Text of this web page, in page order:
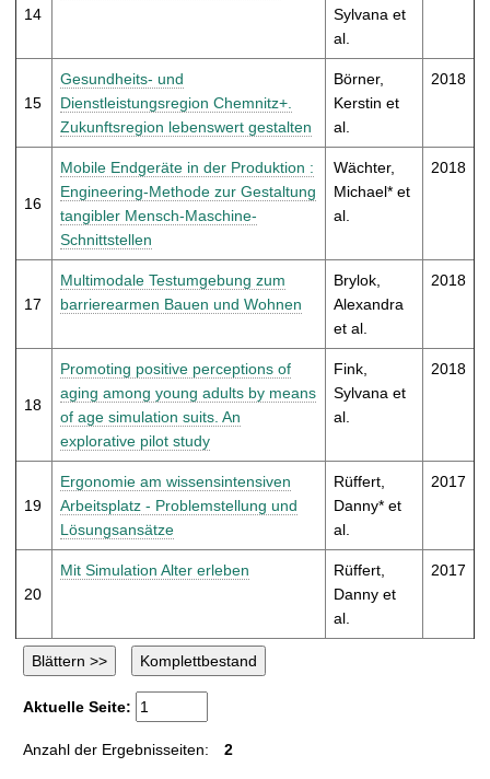
14
Sylvana et
al.
15
Gesundheits- und
Dienstleistungsregion Chemnitz+.
Zukunftsregion lebenswert gestalten
Börner,
Kerstin et
al.
2018
16
Mobile Endgeräte in der Produktion :
Engineering-Methode zur Gestaltung
tangibler Mensch-Maschine-
Schnittstellen
Wächter,
Michael* et
al.
2018
17
Multimodale Testumgebung zum
barrierearmen Bauen und Wohnen
Brylok,
Alexandra
et al.
2018
18
Promoting positive perceptions of
aging among young adults by means
of age simulation suits. An
explorative pilot study
Fink,
Sylvana et
al.
2018
19
Ergonomie am wissensintensiven
Arbeitsplatz - Problemstellung und
Lösungsansätze
Rüffert,
Danny* et
al.
2017
20
Mit Simulation Alter erleben
Rüffert,
Danny et
al.
2017
Aktuelle Seite:
Anzahl der Ergebnisseiten: 2